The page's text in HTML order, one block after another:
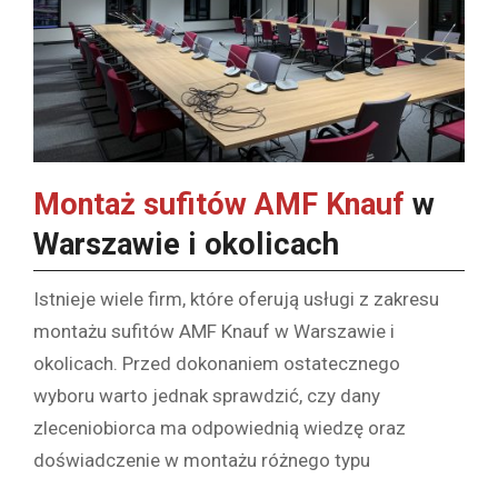
Montaż sufitów AMF Knauf w
Warszawie i okolicach
Istnieje wiele firm, które oferują usługi z zakresu
montażu sufitów AMF Knauf w Warszawie i
okolicach. Przed dokonaniem ostatecznego
wyboru warto jednak sprawdzić, czy dany
zleceniobiorca ma odpowiednią wiedzę oraz
doświadczenie w montażu różnego typu